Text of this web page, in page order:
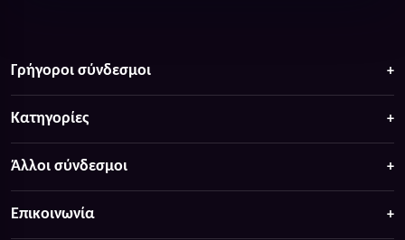
Γρήγοροι σύνδεσμοι
Κατηγορίες
Άλλοι σύνδεσμοι
Επικοινωνία